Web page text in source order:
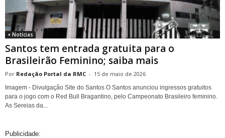
+ Notícias
Santos tem entrada gratuita para o
Brasileirão Feminino; saiba mais
Redação Portal da RMC - 15 de maio de 2026
Imagem - Divulgação Site do Santos O Santos anunciou ingressos gratuitos
para o jogo com o Red Bull Bragantino, pelo Campeonato Brasileiro feminino.
As Sereias da...
Publicidade: